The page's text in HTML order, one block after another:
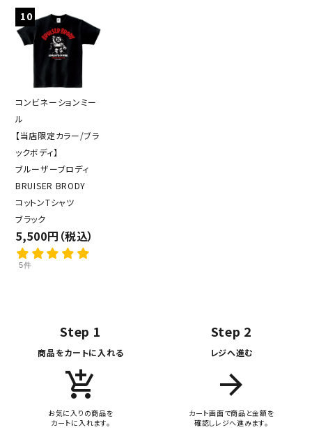
10
コンビネーションミー
ル
【当店限定カラー/ブラ
ックボディ】
ブルーザーブロディ
BRUISER BRODY
コットンTシャツ
ブラック
5,500円（税込）
5件
Step 1
商品をカートに入れる
add_shopping_cart
お気に入りの商品を
カートに入れます。
Step 2
レジへ進む
arrow_forward
カート画面で商品と金額を
確認しレジへ進みます。